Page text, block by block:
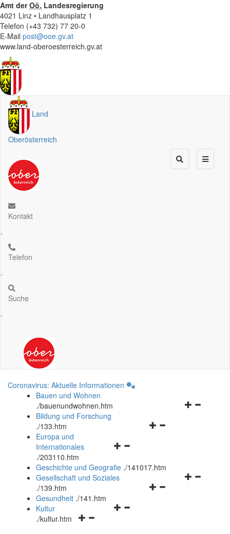
Amt derOö. Landesregierung
4021 Linz • Landhausplatz 1
Telefon (+43 732) 77 20-0
E-Mail post@ooe.gv.at
www.land-oberoesterreich.gv.at
Land
Oberösterreich
Kontakt
.
Telefon
.
Suche
.
Coronavirus: Aktuelle Informationen
Bauen und Wohnen
./bauenundwohnen.htm
Navigationsmenü
Bildung und Forschung
./133.htm
Navigationsmenü
und
schließen
Europa und
Internationales
./203110.htm
Geschichte und Geografie ./141017.htm
Navigationsmenü
Gesellschaft und Soziales
./139.htm
Navigationsmenü
Gesundheit ./141.htm
Navigationsmenü
Kultur
./kultur.htm